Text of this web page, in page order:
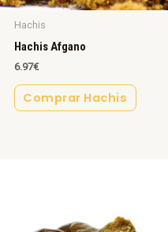
Hachis
Hachis Afgano
6.97€
Comprar Hachis